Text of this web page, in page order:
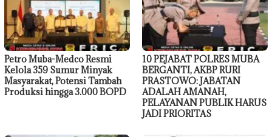
Petro Muba-Medco Resmi
Kelola 359 Sumur Minyak
Masyarakat, Potensi Tambah
Produksi hingga 3.000 BOPD
10 PEJABAT POLRES MUBA
BERGANTI, AKBP RURI
PRASTOWO: JABATAN
ADALAH AMANAH,
PELAYANAN PUBLIK HARUS
JADI PRIORITAS